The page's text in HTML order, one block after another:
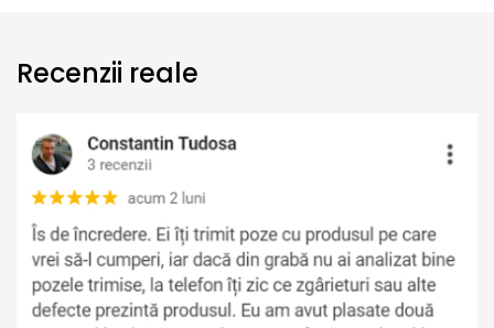
Recenzii reale